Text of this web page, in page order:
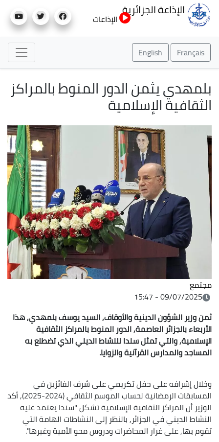
إلى
الإذاعة الجزائرية
الإذاعات
Français
English
بلمهدي يثمن الدور المنوط بالمراكز
الثقافية الإسلامية
مجتمع
09/07/2025 - 15:47
ثمن وزير الشؤون الدينية والأوقاف, السيد يوسف بلمهدي, هذا
الأربعاء بالجزائر العاصمة, الدور المنوط بالمراكز الثقافية
الإسلامية, والتي تمثل سندا للنشاط الديني الذي تضطلع به
المساجد والمدارس القرآنية والزوايا.
وخلال إشرافه على حفل تكريمي على شرف الفائزين في
المسابقات الرمضانية لحساب الموسم الثقافي (2024-2025), أكد
الوزير أن المراكز الثقافية الإسلامية تشكل "سندا يعتمد عليه
النشاط الديني في الجزائر, بالنظر إلى النشاطات الهامة التي
تقوم بها, على غرار المحاضرات ودروس محو الأمية وغيرها".